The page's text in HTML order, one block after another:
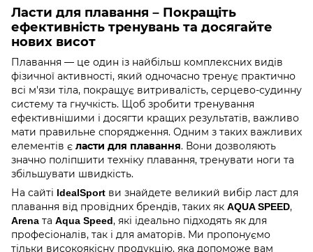
Ласти для плавання – Покращіть
ефективність тренувань та досягайте
нових висот
Плавання — це один із найбільш комплексних видів
фізичної активності, який одночасно тренує практично
всі м'язи тіла, покращує витривалість, серцево-судинну
систему та гнучкість. Щоб зробити тренування
ефективнішими і досягти кращих результатів, важливо
мати правильне спорядження. Одним з таких важливих
елементів є ласти для плавання. Вони дозволяють
значно поліпшити техніку плавання, тренувати ноги та
збільшувати швидкість.
На сайті IdealSport ви знайдете великий вибір ласт для
плавання від провідних брендів, таких як AQUA SPEED,
Arena та Aqua Speed, які ідеально підходять як для
професіоналів, так і для аматорів. Ми пропонуємо
тільки високоякісну продукцію, яка допоможе вам